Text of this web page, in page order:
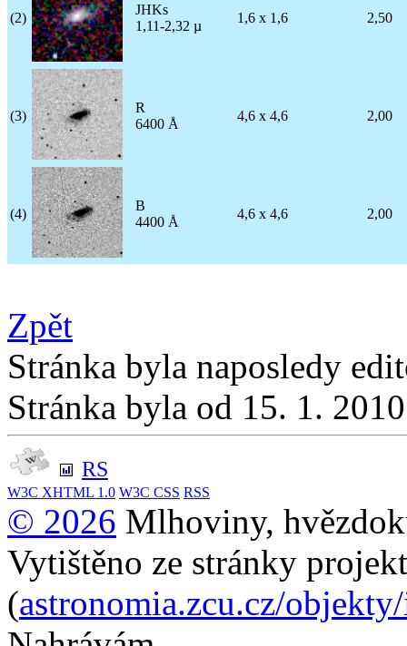
(2)
JHKs
1,11-2,32 µ
1,6 x 1,6 2,50
(3)
R
6400 Å
4,6 x 4,6 2,00
(4)
B
4400 Å
4,6 x 4,6 2,00
Zpět
Stránka byla naposledy
Stránka byla od 15. 1.
RS
W3C XHTML 1.0 W3C CSS RSS
© 2026 Mlhoviny,
Vytištěno ze stránky
(astronomia.zcu.cz/